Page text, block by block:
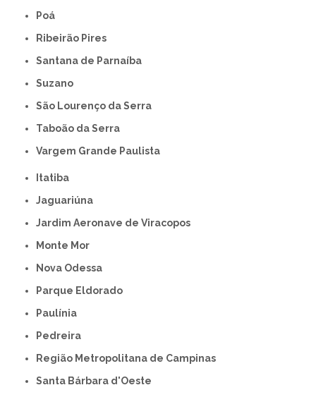
Poá
Ribeirão Pires
Santana de Parnaíba
Suzano
São Lourenço da Serra
Taboão da Serra
Vargem Grande Paulista
Itatiba
Jaguariúna
Jardim Aeronave de Viracopos
Monte Mor
Nova Odessa
Parque Eldorado
Paulínia
Pedreira
Região Metropolitana de Campinas
Santa Bárbara d'Oeste